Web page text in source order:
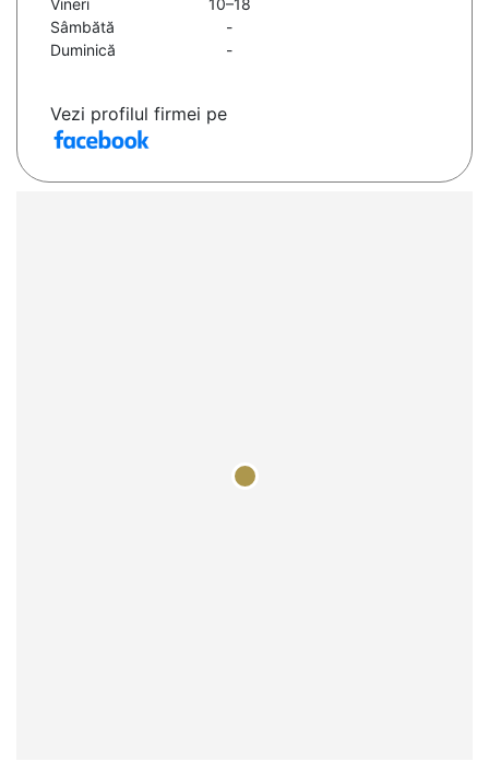
Vineri
10–18
Sâmbătă
-
Duminică
-
Vezi profilul firmei pe